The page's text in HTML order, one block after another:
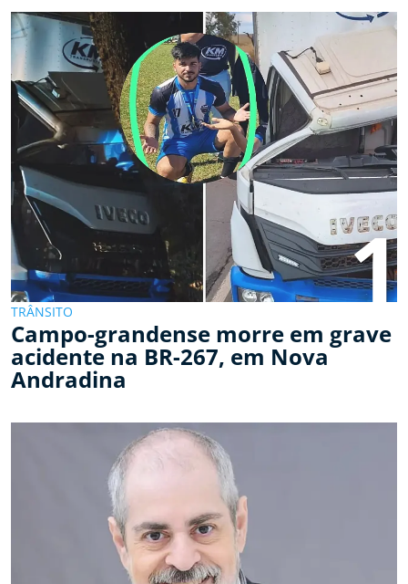
1
TRÂNSITO
Campo-grandense morre em grave
acidente na BR-267, em Nova
Andradina